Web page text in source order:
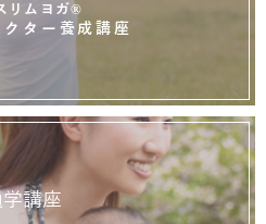
リムヨガ®
ター養成講座
講座